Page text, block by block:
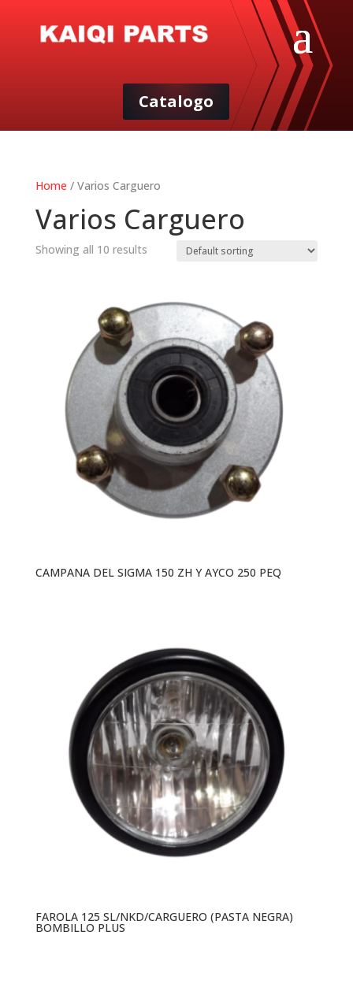
Catalogo
Home / Varios Carguero
Varios Carguero
Showing all 10 results
CAMPANA DEL SIGMA 150 ZH Y AYCO 250 PEQ
FAROLA 125 SL/NKD/CARGUERO (PASTA NEGRA)
BOMBILLO PLUS